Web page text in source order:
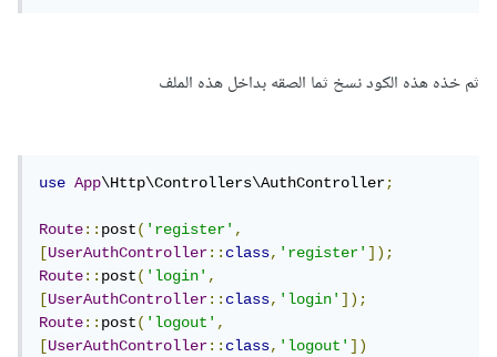
ثم خذه هذه الكود نسخ ثما الصقه بداخل هذه الملف
use App\Http\Controllers\AuthController;
Route::post('register',
[UserAuthController::class,'register']);
Route::post('login',
[UserAuthController::class,'login']);
Route::post('logout',
[UserAuthController::class,'logout'])